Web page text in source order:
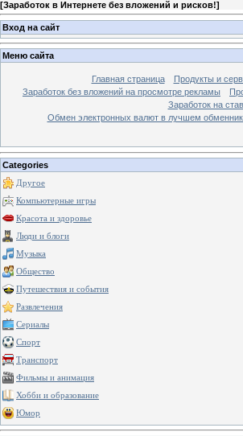
[Заработок в Интернете без вложений и рисков!]
Вход на сайт
Меню сайта
Главная страница
Продукты и
Заработок без вложений на просмотре рекламы
Заработок на
Обмен электронных валют в лучшем
Categories
Другое
Компьютерные игры
Красота и здоровье
Люди и блоги
Музыка
Общество
Путешествия и события
Развлечения
Сериалы
Спорт
Транспорт
Фильмы и анимация
Хобби и образование
Юмор